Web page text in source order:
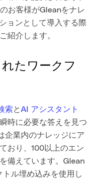
お客様がGleanをナレ
ョンとして導入する際
紹介します。
たワークフ
索とAI アシスタント
時に必要な答えを見つ
企業内のナレッジにア
おり、100以上のエン
備えています。Glean
ル埋め込みを使用し